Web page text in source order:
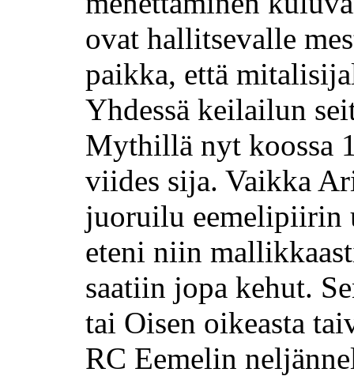
ovat hallitsevalle
paikka, että
Yhdessä keilailun
Mythillä nyt koossa
viides sija. Vaikka
juoruilu eemelipiirin
eteni niin
saatiin jopa kehut.
tai Oisen oikeasta
RC Eemelin